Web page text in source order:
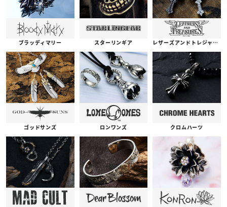
ブラッディマリー スターリンギア レザーズアンドトレジャーズ
ゴッドサンズ ロンワンズ クロムハーツ